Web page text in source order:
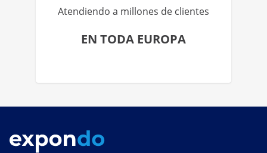
Atendiendo a millones de clientes
EN TODA EUROPA